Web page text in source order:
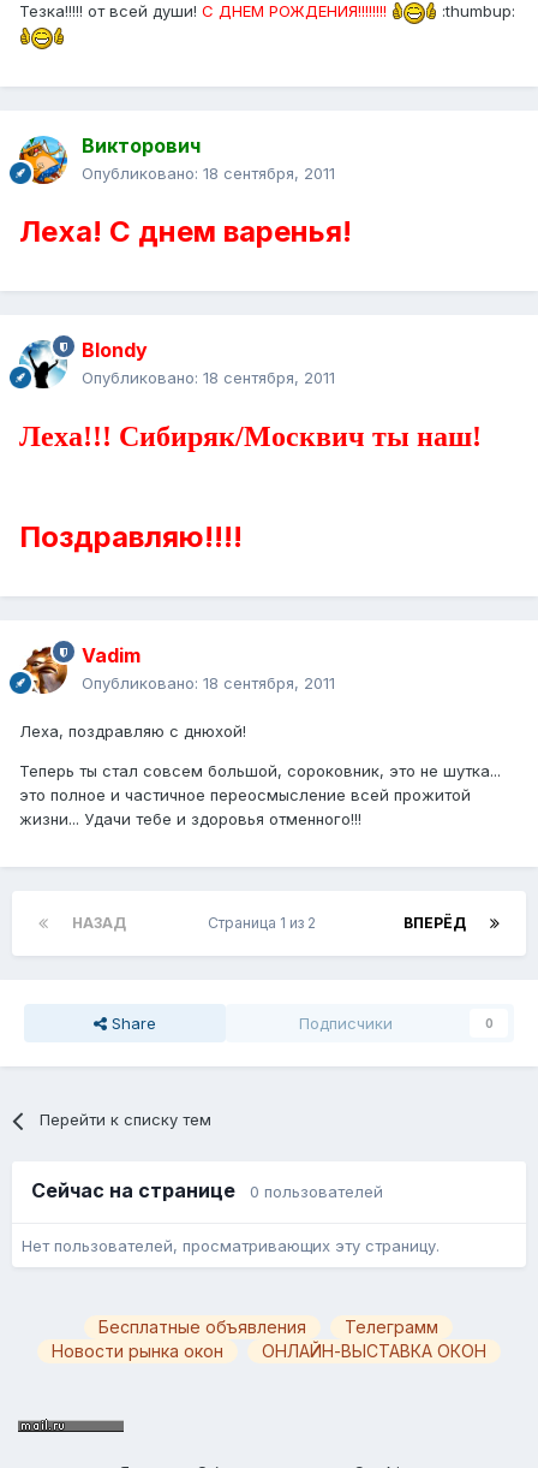
Тезка!!!!! от всей души! С ДНЕМ РОЖДЕНИЯ!!!!!!!! :thumbup:
Викторович
Опубликовано: 18 сентября, 2011
Леха! С днем варенья!
Blondy
Опубликовано: 18 сентября, 2011
Леха!!! Сибиряк/Москвич ты наш!
Поздравляю!!!!
Vadim
Опубликовано: 18 сентября, 2011
Леха, поздравляю с днюхой!
Теперь ты стал совсем большой, сороковник, это не шутка...
это полное и частичное переосмысление всей прожитой
жизни... Удачи тебе и здоровья отменного!!!
НАЗАД ВПЕРЁД
Страница 1 из 2
Share Подписчики 0
Перейти к списку тем
Сейчас на странице 0 пользователей
Нет пользователей, просматривающих эту страницу.
Бесплатные объявления
Телеграмм
Новости рынка окон
ОНЛАЙН-ВЫСТАВКА ОКОН